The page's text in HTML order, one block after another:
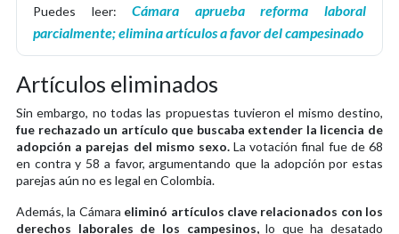
Puedes leer:Cámara aprueba reforma laboral
parcialmente; elimina artículos a favor del campesinado
Artículos eliminados
Sin embargo, no todas las propuestas tuvieron el mismo destino,
fue rechazado un artículo que buscaba extender la licencia de
adopción a parejas del mismo sexo.La votación final fue de 68
en contra y 58 a favor, argumentando que la adopción por estas
parejas aún no es legal en Colombia.
Además, la Cámara eliminó artículos clave relacionados con los
derechos laborales de los campesinos,lo que ha desatado